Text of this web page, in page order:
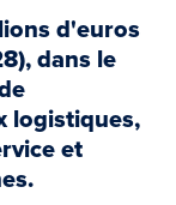
d'euros
dans le
logistiques,
et